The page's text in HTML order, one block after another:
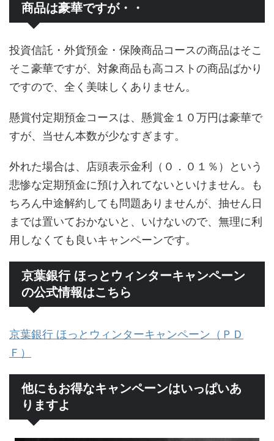
商品は豪華ですが・・
投資信託・外貨預金・保険商品コースの商品はそこ
そこ豪華ですが、対象商品も高コストの商品ばかり
ですので、全く美味しくありません。
懸賞付定期預金コースは、懸賞金１０万円は豪華で
すが、当せん本数が少なすぎます。
外れた場合は、店頭表示金利（０．０１％）という
悲惨な定期預金に預け入れてないといけません。も
ちろん中途解約しても問題ありませんが、抽せん日
までは置いておかないと、いけないので、無理に利
用しなくても良いキャンペーンです。
京葉銀行 ほっとウィンターキャンペーン
の公式情報はこちら
京葉銀行 ほっとウィンターキャンペーン（ＰＤ
Ｆ）
他にもお得なキャンペーンはいっぱいあ
りますよ